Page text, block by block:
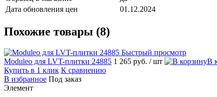
Дата обновления цен
01.12.2024
Похожие товары (8)
Быстрый просмотр
Moduleo для LVT-плитки 24885 1 265 руб. / шт В
Купить в 1 клик К сравнению
В избранное Под заказ
Элемент